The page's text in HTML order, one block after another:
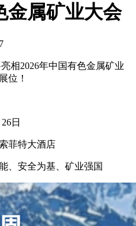
金属矿业大会
相2026年中国有色金属矿业
位！
日
菲特大酒店
、安全为基、矿业强国